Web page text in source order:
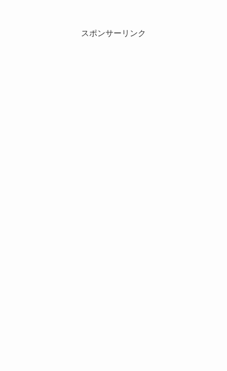
スポンサーリンク